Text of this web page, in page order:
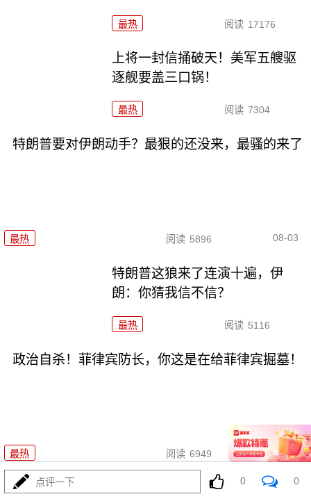
最热 阅读 17176
上将一封信捅破天！美军五艘驱
逐舰要盖三口锅！
最热 阅读 7304
特朗普要对伊朗动手？最狠的还没来，最骚的来了
最热 阅读 5896 08-03
特朗普这狼来了连演十遍，伊
朗：你猜我信不信？
最热 阅读 5116
政治自杀！菲律宾防长，你这是在给菲律宾掘墓！
最热 阅读 6949 08-03
高市早苗又作妖！特高课卷土重
点评一下 0 0